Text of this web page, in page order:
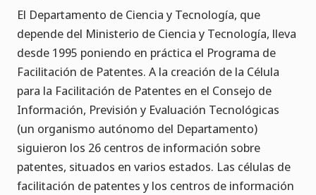
El Departamento de Ciencia y Tecnología, que
depende del Ministerio de Ciencia y Tecnología, lleva
desde 1995 poniendo en práctica el Programa de
Facilitación de Patentes. A la creación de la Célula
para la Facilitación de Patentes en el Consejo de
Información, Previsión y Evaluación Tecnológicas
(un organismo autónomo del Departamento)
siguieron los 26 centros de información sobre
patentes, situados en varios estados. Las células de
facilitación de patentes y los centros de información